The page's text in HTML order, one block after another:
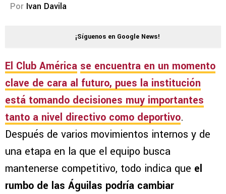
Por Ivan Davila
¡Síguenos en Google News!
El Club América se encuentra en un momento
clave de cara al futuro, pues la institución
está tomando decisiones muy importantes
tanto a nivel directivo como deportivo.
Después de varios movimientos internos y de
una etapa en la que el equipo busca
mantenerse competitivo, todo indica que el
rumbo de las Águilas podría cambiar